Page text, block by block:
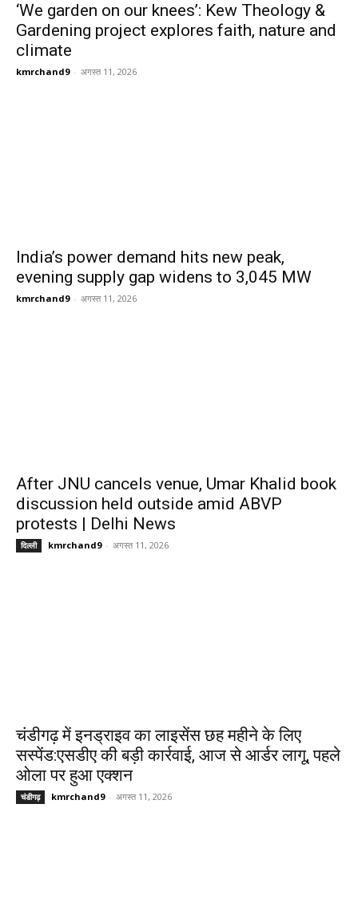
‘We garden on our knees’: Kew Theology &
Gardening project explores faith, nature and
climate
kmrchand9 - अगस्त 11, 2026
India’s power demand hits new peak,
evening supply gap widens to 3,045 MW
kmrchand9 - अगस्त 11, 2026
After JNU cancels venue, Umar Khalid book
discussion held outside amid ABVP
protests | Delhi News
दिल्ली kmrchand9 - अगस्त 11, 2026
चंडीगढ़ में इनड्राइव का लाइसेंस छह महीने के लिए
सस्पेंड:एसडीए की बड़ी कार्रवाई, आज से आर्डर लागू, पहले
ओला पर हुआ एक्शन
चंडीगढ़ kmrchand9 - अगस्त 11, 2026